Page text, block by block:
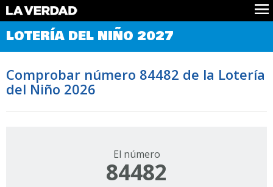
Comprobar Loteria del Niño
Premios
Noticias
Datos
Historia
LOTERÍA DEL NIÑO 2027
Comprobar número 84482 de la Lotería
del Niño 2026
El número
84482